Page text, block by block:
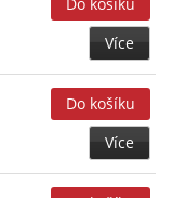
Více
Více